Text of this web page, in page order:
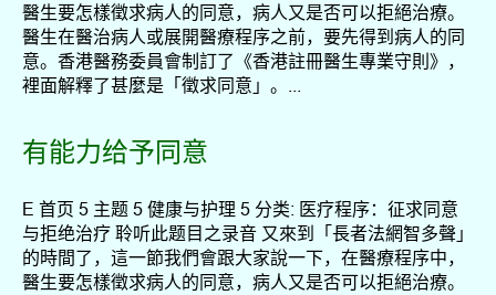
醫生要怎樣徵求病人的同意，病人又是否可以拒絕治療。
醫生在醫治病人或展開醫療程序之前，要先得到病人的同
意。香港醫務委員會制訂了《香港註冊醫生專業守則》，
裡面解釋了甚麼是「徵求同意」。...
有能力给予同意
E 首页 5 主题 5 健康与护理 5 分类: 医疗程序：征求同意
与拒绝治疗 聆听此题目之录音 又來到「長者法網智多聲」
的時間了，這一節我們會跟大家說一下，在醫療程序中，
醫生要怎樣徵求病人的同意，病人又是否可以拒絕治療。